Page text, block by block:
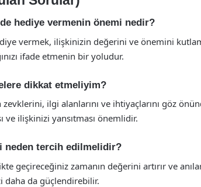
hediye vermenin önemi nedir?
vermek, ilişkinizin değerini ve önemini
ifade etmenin bir yoludur.
dikkat etmeliyim?
ilgi alanlarını ve ihtiyaçlarını göz
ve ilişkinizi yansıtması önemlidir.
neden tercih edilmelidir?
geçireceğiniz zamanın değerini artırır ve
daha da güçlendirebilir.